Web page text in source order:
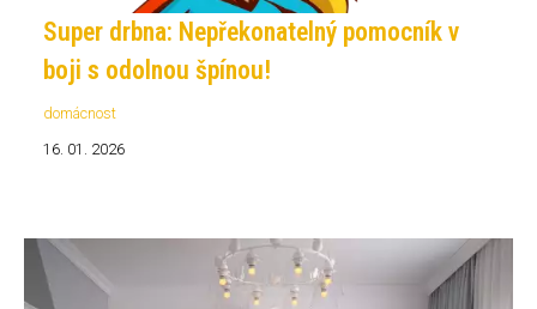
Super drbna: Nepřekonatelný pomocník v
boji s odolnou špínou!
domácnost
16. 01. 2026